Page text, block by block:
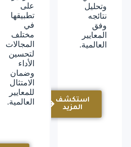
وتحليل
نتائجه
وفق
المعايير
العالمية.
استكشف
المزيد
على
تطبيقها
في
مختلف
المجالات
لتحسين
الأداء
وضمان
الامتثال
للمعايير
العالمية.